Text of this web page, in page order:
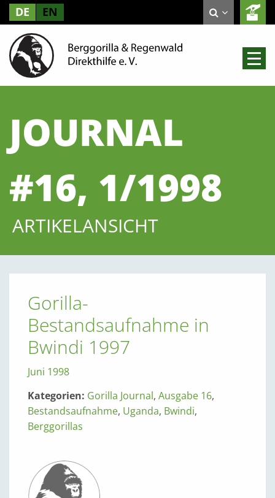
DE EN
JOURNAL
#16, 1/1998
ARTIKELANSICHT
Gorilla-
Bestandsaufnahme in
Bwindi 1997
Juni 1998
Kategorien: Gorilla Journal, Ausgabe 16,
Bestandsaufnahme, Uganda, Bwindi,
Berggorillas